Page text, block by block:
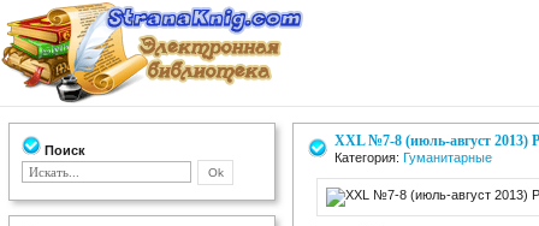
Поиск
XXL №7-8 (июль-август 2013)
Категория: Гуманитарные